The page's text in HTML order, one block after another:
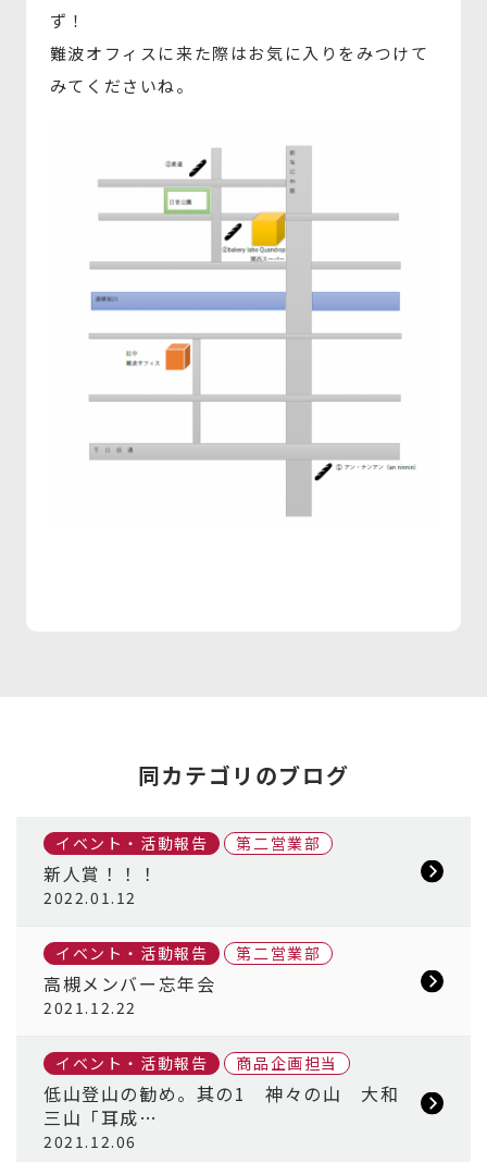
ず！
難波オフィスに来た際はお気に入りをみつけて
みてくださいね。
同カテゴリのブログ
イベント・活動報告 第二営業部
2022.01.12
新人賞！！！
イベント・活動報告 第二営業部
2021.12.22
高槻メンバー忘年会
イベント・活動報告 商品企画担当
2021.12.06
低山登山の勧め。其の1 神々の山 大和
三山「耳成…